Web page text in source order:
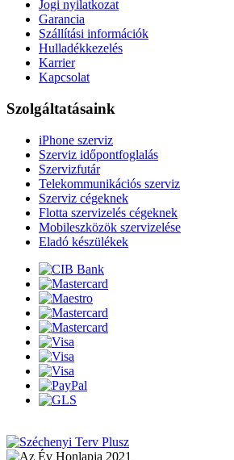
Jogi nyilatkozat
Garancia
Szállítási információk
Hulladékkezelés
Karrier
Kapcsolat
Szolgáltatásaink
iPhone szerviz
Szerviz időpontfoglalás
Szervizfutár
Telekommunikációs szerviz
Szerviz cégeknek
Flotta szervizelés cégeknek
Mobileszközök szervizelése
Eladó készülékek